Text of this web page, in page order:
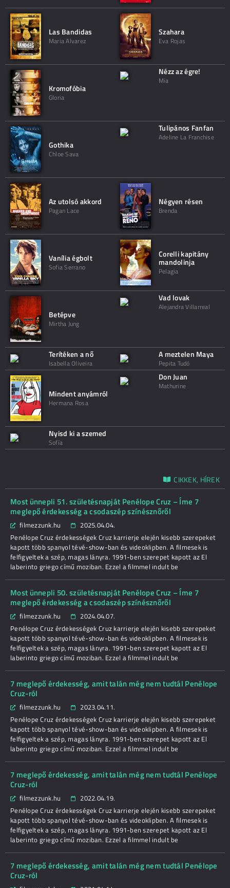
Las Bandidas
Maria Alvarez
Szahara
Eva Rojas
Kromofóbia
Gloria
Nézz az égre!
Mia
Gothika
Chloe Sava
Tulipános Fanfan
Adeline La Franchise
Az utolsó akkord
Pagan Lace
Négyen résen
Brenda
Vanília égbolt
Sofia Serrano
Corelli kapitány
mandolinja
Pelagia
Betépve
Mirtha Jung
Vad lovak
Alejandra Villarreal
Terítéken a nő
Isabella Oliveira
A meztelen Maya
Pepita Tudó
Mindent anyámról
Hermana Rosa
Don Juan
Mathurine
Nyisd ki a szemed
Sofía
CIKKEK, HÍREK
Most ünnepli 51. születésnapját Penélope Cruz – Íme 7
meglepő érdekesség a csodaszép színésznőről
filmezzunk.hu
2025.04.04.
Penélope Cruz érdekességek Cruz karrierje elején kisebb szerepeket
kapott több spanyol tévé-show-ban és videoklipben. A filmesek is
felfigyeltek a szép, magas lányra. 1991-ben szerepet kapott az El
laberinto griego című moziban. Ezzel a filmmel indult be
Most ünnepli 50. születésnapját Penélope Cruz – Íme 7
meglepő érdekesség a csodaszép színésznőről
filmezzunk.hu
2024.04.07.
Penélope Cruz érdekességek Cruz karrierje elején kisebb szerepeket
kapott több spanyol tévé-show-ban és videoklipben. A filmesek is
felfigyeltek a szép, magas lányra. 1991-ben szerepet kapott az El
laberinto griego című moziban. Ezzel a filmmel indult be
7 meglepő érdekesség, amit talán még nem tudtál Penélope
Cruz-ról
filmezzunk.hu
2023.04.11.
Penélope Cruz érdekességek Cruz karrierje elején kisebb szerepeket
kapott több spanyol tévé-show-ban és videoklipben. A filmesek is
felfigyeltek a szép, magas lányra. 1991-ben szerepet kapott az El
laberinto griego című moziban. Ezzel a filmmel indult be
7 meglepő érdekesség, amit talán még nem tudtál Penélope
Cruz-ról
filmezzunk.hu
2022.04.19.
Penélope Cruz érdekességek Cruz karrierje elején kisebb szerepeket
kapott több spanyol tévé-show-ban és videoklipben. A filmesek is
felfigyeltek a szép, magas lányra. 1991-ben szerepet kapott az El
laberinto griego című moziban. Ezzel a filmmel indult be
7 meglepő érdekesség, amit talán még nem tudtál Penélope
Cruz-ról